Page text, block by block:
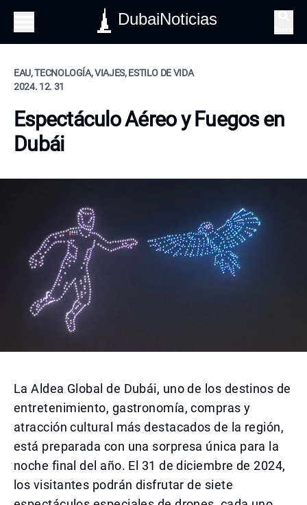
DubaiNoticias
EAU, TECNOLOGÍA, VIAJES, ESTILO DE VIDA
2024. 12. 31
Espectáculo Aéreo y Fuegos en
Dubái
La Aldea Global de Dubái, uno de los destinos de
entretenimiento, gastronomía, compras y
atracción cultural más destacados de la región,
está preparada con una sorpresa única para la
noche final del año. El 31 de diciembre de 2024,
los visitantes podrán disfrutar de siete